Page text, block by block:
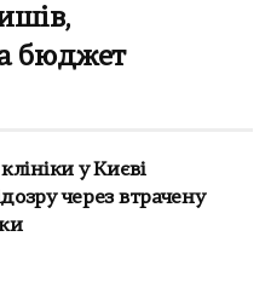
бюджет
у Києві
через втрачену